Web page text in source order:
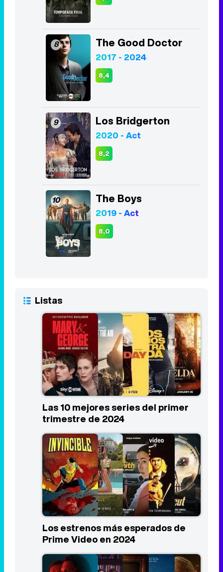
8 The Good Doctor
2017 - 2024
8,4
9 Los Bridgerton
2020 - Act
8,2
10 The Boys
2019 - Act
8,0
Listas
Las 10 mejores series del primer
trimestre de 2024
Los estrenos más esperados de
Prime Video en 2024